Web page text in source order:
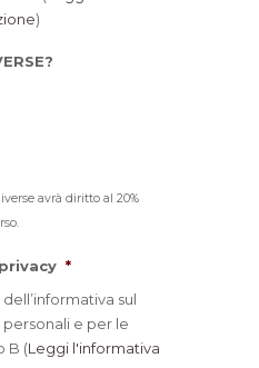
)
avrà diritto al 20%
*
sul
e per le
B (Leggi l'informativa